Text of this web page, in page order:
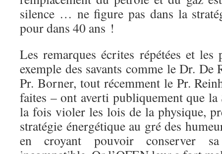
silence … ne figure pas dans la
pour dans 40 ans !
Les remarques écrites répétées et
exemple des savants comme le Dr.
Pr. Borner, tout récemment le Pr.
faites – ont averti publiquement que la
la fois violer les lois de la physique,
stratégie énergétique au gré des
en croyant pouvoir conserver